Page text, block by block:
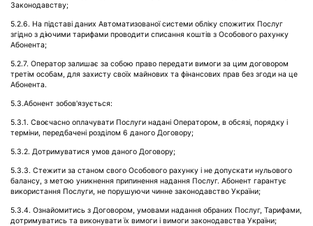
Законодавству;
5.2.6. На підставі даних Автоматизованої системи обліку спожитих Послуг
згідно з діючими тарифами проводити списання коштів з Особового рахунку
Абонента;
5.2.7. Оператор залишає за собою право передати вимоги за цим договором
третім особам, для захисту своїх майнових та фінансових прав без згоди на це
Абонента.
5.3.Абонент зобов'язується:
5.3.1. Своєчасно оплачувати Послуги надані Оператором, в обсязі, порядку і
терміни, передбачені розділом 6 даного Договору;
5.3.2. Дотримуватися умов даного Договору;
5.3.3. Стежити за станом свого Особового рахунку і не допускати нульового
балансу, з метою уникнення припинення надання Послуг. Абонент гарантує
використання Послуги, не порушуючи чинне законодавство України;
5.3.4. Ознайомитись з Договором, умовами надання обраних Послуг, Тарифами,
дотримуватись та виконувати їх вимоги і вимоги законодавства України;